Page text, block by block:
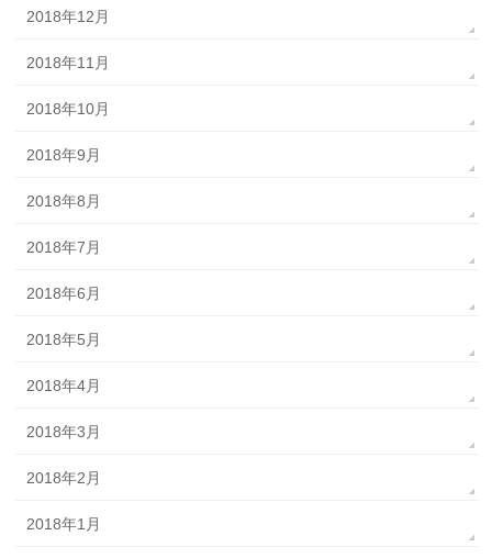
2018年12月
2018年11月
2018年10月
2018年9月
2018年8月
2018年7月
2018年6月
2018年5月
2018年4月
2018年3月
2018年2月
2018年1月